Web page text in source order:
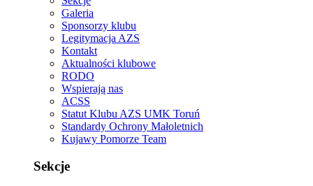
Galeria
Sponsorzy klubu
Legitymacja AZS
Kontakt
Aktualności klubowe
RODO
Wspierają nas
ACSS
Statut Klubu AZS UMK Toruń
Standardy Ochrony Małoletnich
Kujawy Pomorze Team
Sekcje